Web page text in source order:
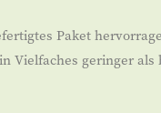
Paket
Vielfaches geringer